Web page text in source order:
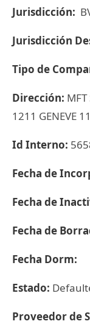
Jurisdicción:
Jurisdicción
Tipo de
Dirección: MFT
1211 GENEVE
Id Interno:
Fecha de
Fecha de
Fecha de
Fecha Dorm:
Estado:
Proveedor de